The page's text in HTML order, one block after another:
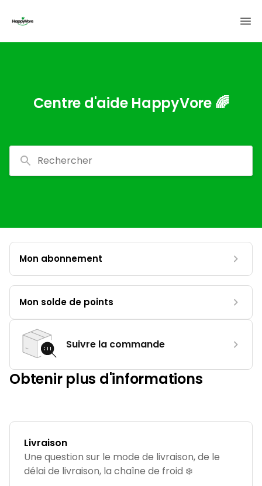
Centre d'aide HappyVore 🌈
Rechercher
Mon abonnement
Mon solde de points
Suivre la commande
Obtenir plus d'informations
Livraison
Une question sur le mode de livraison, de le
délai de livraison, la chaîne de froid ❄️